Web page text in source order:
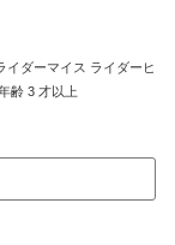
イダーマイス ライダーヒ
齢 3 才以上